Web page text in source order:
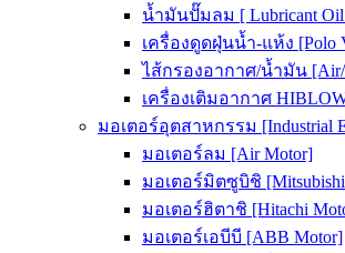
น้ำมันปั๊มลม [ Lubricant Oil
เครื่องดูดฝุ่นน้ำ-แห้ง [Polo
ไส้กรองอากาศ/น้ำมัน [Air/
เครื่องเติมอากาศ
มอเตอร์อุตสาหกรรม [Industrial
มอเตอร์ลม [Air Motor]
มอเตอร์มิตซูบิชิ
มอเตอร์ฮิตาชิ [Hitachi
มอเตอร์เอบีบี [ABB Motor]